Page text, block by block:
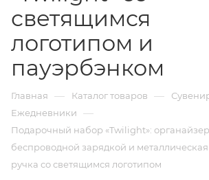
светящимся
логотипом и
пауэрбэнком
Главная — Каталог товаров —
Ежедневники —
Подарочный набор «Twilight»:
беспроводной зарядкой и
ручка со светящимся логотипом